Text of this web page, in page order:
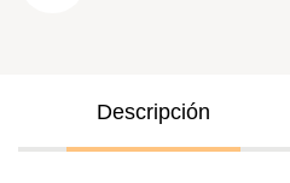
Descripción